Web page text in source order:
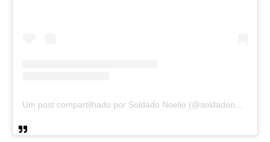
Um post compartilhado por Soldado Noelio (@soldadonoelio)